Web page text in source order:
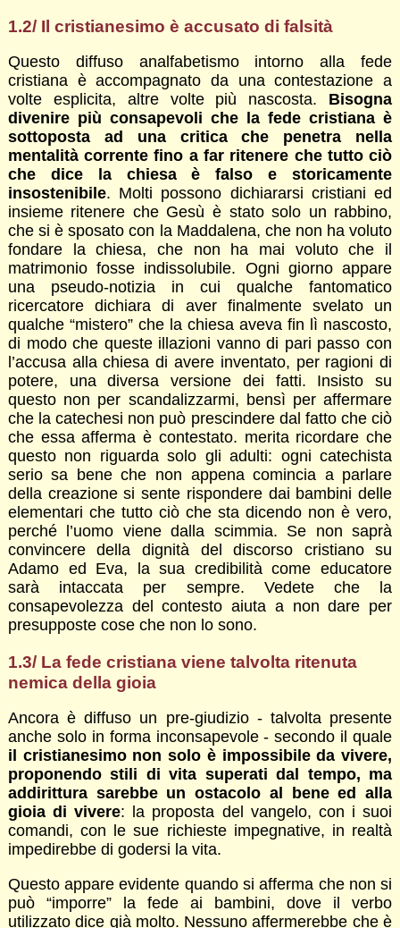
1.2/ Il cristianesimo è accusato di falsità
Questo diffuso analfabetismo intorno alla fede
cristiana è accompagnato da una contestazione a
volte esplicita, altre volte più nascosta. Bisogna
divenire più consapevoli che la fede cristiana è
sottoposta ad una critica che penetra nella
mentalità corrente fino a far ritenere che tutto ciò
che dice la chiesa è falso e storicamente
insostenibile. Molti possono dichiararsi cristiani ed
insieme ritenere che Gesù è stato solo un rabbino,
che si è sposato con la Maddalena, che non ha voluto
fondare la chiesa, che non ha mai voluto che il
matrimonio fosse indissolubile. Ogni giorno appare
una pseudo-notizia in cui qualche fantomatico
ricercatore dichiara di aver finalmente svelato un
qualche “mistero” che la chiesa aveva fin lì nascosto,
di modo che queste illazioni vanno di pari passo con
l’accusa alla chiesa di avere inventato, per ragioni di
potere, una diversa versione dei fatti. Insisto su
questo non per scandalizzarmi, bensì per affermare
che la catechesi non può prescindere dal fatto che ciò
che essa afferma è contestato. merita ricordare che
questo non riguarda solo gli adulti: ogni catechista
serio sa bene che non appena comincia a parlare
della creazione si sente rispondere dai bambini delle
elementari che tutto ciò che sta dicendo non è vero,
perché l’uomo viene dalla scimmia. Se non saprà
convincere della dignità del discorso cristiano su
Adamo ed Eva, la sua credibilità come educatore
sarà intaccata per sempre. Vedete che la
consapevolezza del contesto aiuta a non dare per
presupposte cose che non lo sono.
1.3/ La fede cristiana viene talvolta ritenuta
nemica della gioia
Ancora è diffuso un pre-giudizio - talvolta presente
anche solo in forma inconsapevole - secondo il quale
il cristianesimo non solo è impossibile da vivere,
proponendo stili di vita superati dal tempo, ma
addirittura sarebbe un ostacolo al bene ed alla
gioia di vivere: la proposta del vangelo, con i suoi
comandi, con le sue richieste impegnative, in realtà
impedirebbe di godersi la vita.
Questo appare evidente quando si afferma che non si
può “imporre” la fede ai bambini, dove il verbo
utilizzato dice già molto. Nessuno affermerebbe che è